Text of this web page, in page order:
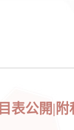
表公開|